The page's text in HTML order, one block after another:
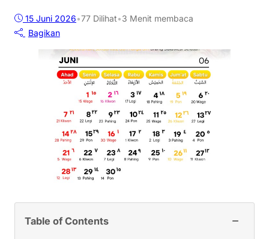
15 Juni 2026•77 Dilihat•3 Menit membaca
Bagikan
Table of Contents −